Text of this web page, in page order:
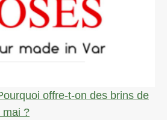
offre-t-on des brins de
mai ?